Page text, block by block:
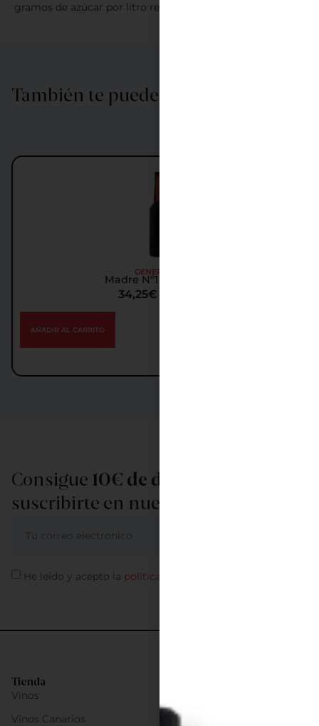
gramos de azúcar por litro residuale
También te puede interesar…
GENEROSOS
Madre Nº1 A Ladislao
34,25€
AÑADIR AL CARRITO
Tienda
Vinos
Vinos Canarios
Consigue 10€ de descuento
suscribirte en nuestra newsletter
He leído y acepto la política de privacidad